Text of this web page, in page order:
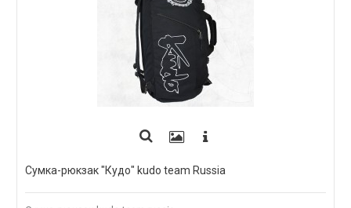
Сумка-рюкзак "Кудо" kudo team Russia